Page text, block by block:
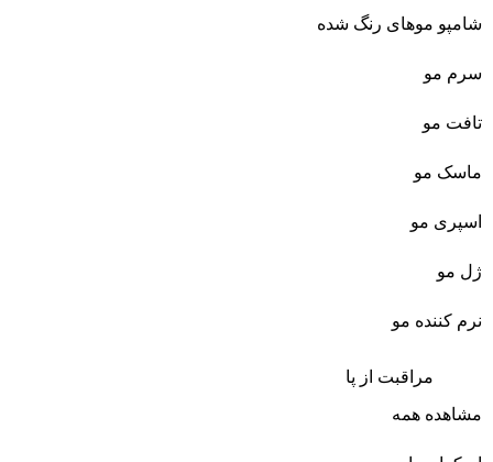
شامپو موهای رنگ شده
سرم مو
تافت مو
ماسک مو
اسپری مو
ژل مو
نرم کننده مو
مراقبت از پا
مشاهده همه